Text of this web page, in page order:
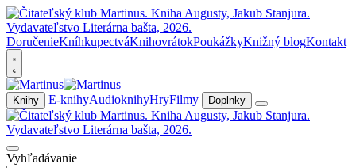
DoručenieKníhkupectváKnihovrátokPoukážkyKnižný blogKontakt
Knihy E-knihyAudioknihyHryFilmy Doplnky
Vyhľadávanie